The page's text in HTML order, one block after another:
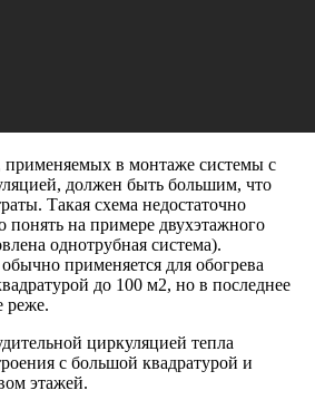
применяемых в монтаже системы с
должен быть большим, что
Такая схема недостаточно
на примере двухэтажного
однотрубная система).
применяется для обогрева
до 100 м2, но в последнее
реже.
циркуляцией тепла
с большой квадратурой и
этажей.